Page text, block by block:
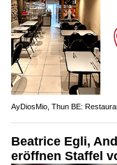
AyDiosMio, Thun BE:
Beatrice Egli,
eröffnen Staffel